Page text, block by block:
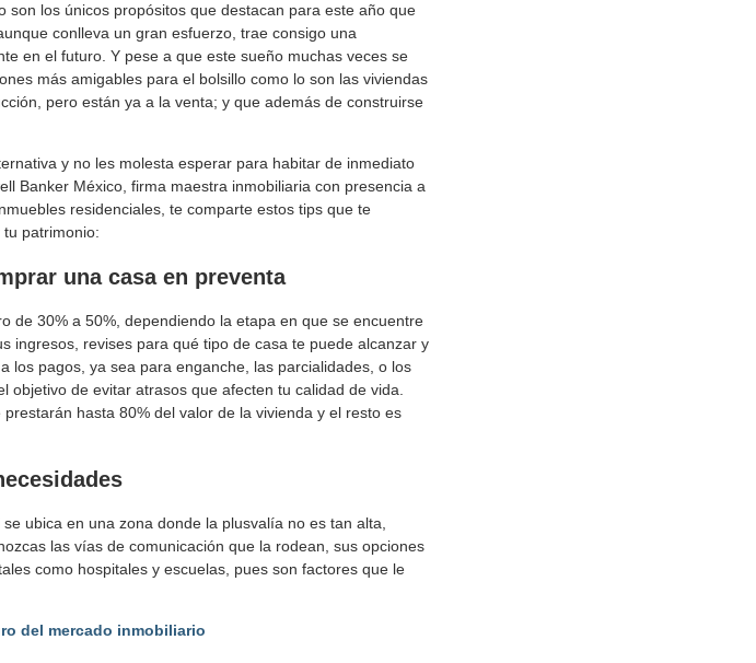
los únicos propósitos que destacan para este año que
conlleva un gran esfuerzo, trae consigo una
en el futuro. Y pese a que este sueño muchas veces se
más amigables para el bolsillo como lo son las viviendas
pero están ya a la venta; y que además de construirse
y no les molesta esperar para habitar de inmediato
Banker México, firma maestra inmobiliaria con presencia a
residenciales, te comparte estos tips que te
patrimonio:
una casa en preventa
de 30% a 50%, dependiendo la etapa en que se encuentre
ingresos, revises para qué tipo de casa te puede alcanzar y
los pagos, ya sea para enganche, las parcialidades, o los
de evitar atrasos que afecten tu calidad de vida.
hasta 80% del valor de la vivienda y el resto es
ubica en una zona donde la plusvalía no es tan alta,
las vías de comunicación que la rodean, sus opciones
como hospitales y escuelas, pues son factores que le
del mercado inmobiliario